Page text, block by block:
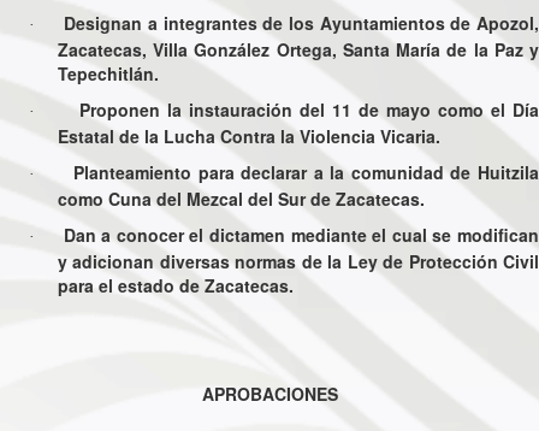
· Designan a integrantes de los Ayuntamientos de Apozol,
Zacatecas, Villa González Ortega, Santa María de la Paz y
Tepechitlán.
·
Proponen la instauración del 11 de mayo como el Día
Estatal de la Lucha Contra la Violencia Vicaria.
·
Planteamiento para declarar a la comunidad de Huitzila
como Cuna del Mezcal del Sur de Zacatecas.
·
Dan a conocer el dictamen mediante el cual se modifican
y adicionan diversas normas de la Ley de Protección Civil
para el estado de Zacatecas.
APROBACIONES